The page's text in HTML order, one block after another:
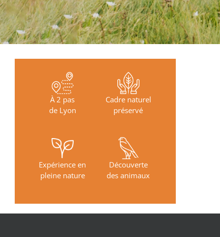
À 2 pas
de Lyon
Cadre naturel
préservé
Expérience en
pleine nature
Découverte
des animaux